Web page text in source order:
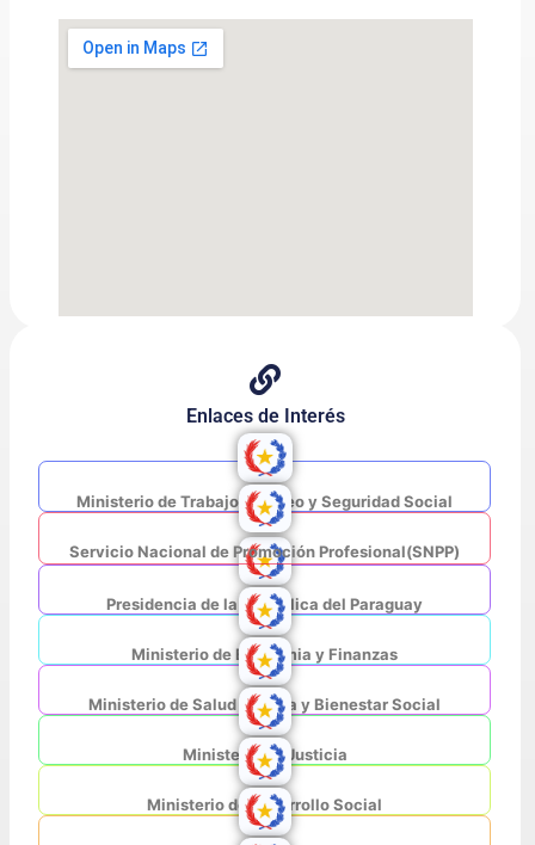
Enlaces de Interés
Ministerio de Trabajo, Empleo y Seguridad Social
Servicio Nacional de Promoción Profesional(SNPP)
Presidencia de la República del Paraguay
Ministerio de Economia y Finanzas
Ministerio de Salud Pública y Bienestar Social
Ministerio de Justicia
Ministerio de Desarrollo Social